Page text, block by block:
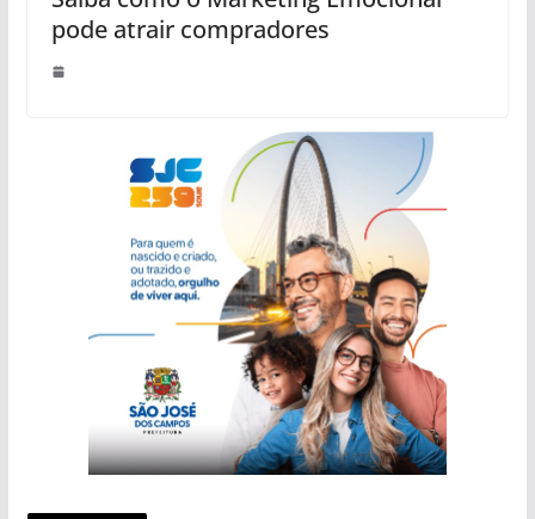
pode atrair compradores